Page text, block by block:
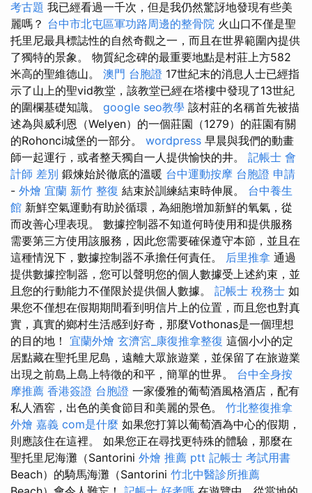
考古題 我已經看過一千次，但是我仍然驚訝地發現有些美
麗嗎？ 台中市北屯區軍功路周邊的整骨院 火山口不僅是聖
托里尼最具標誌性的自然奇觀之一，而且在世界範圍內提供
了獨特的景象。 物質紀念碑的最重要地點是村莊上方582
米高的聖維德山。 澳門 台胞證 17世紀末的消息人士已經指
示了山上的聖vid教堂，該教堂已經在塔樓中發現了13世紀
的圍欄基礎知識。 google seo教學 該村莊的名稱首先被描
述為與威利恩（Welyen）的一個莊園（1279）的莊園有關
的Rohonci城堡的一部分。 wordpress 早晨與我們的動畫
師一起運行，或者整天獨自一人提供愉快的井。 記帳士 會
計師 差別 鍛煉始於徹底的溫暖 台中運動按摩 台胞證 申請
- 外燴 宜蘭 新竹 整復 結束於訓練結束時伸展。 台中養生
館 新鮮空氣運動有助於循環，為細胞增加新鮮的氧氣，從
而改善心理表現。 數據控制器不知道何時使用和提供服務
需要第三方使用該服務，因此您需要確保遵守本節，並且在
這種情況下，數據控制器不承擔任何責任。 后里推拿 通過
提供數據控制器，您可以聲明您的個人數據受上述約束，並
且您的行動能力不僅限於提供個人數據。 記帳士 稅務士 如
果您不僅想在假期期間看到明信片上的位置，而且您也對真
實，真實的鄉村生活感到好奇，那麼Vothonas是一個理想
的目的地！ 宜蘭外燴 玄濟宮_康復推拿整復 這個小小的定
居點藏在聖托里尼島，遠離大眾旅遊業，並保留了在旅遊業
出現之前島上島上特徵的和平，簡單的世界。 台中全身按
摩推薦 香港簽證 台胞證 一家優雅的葡萄酒風格酒店，配有
私人酒窖，出色的美食節目和美麗的景色。 竹北整復推拿
外燴 嘉義 com是什麼 如果您打算以葡萄酒為中心的假期，
則應該住在這裡。 如果您正在尋找更特殊的體驗，那麼在
聖托里尼海灘（Santorini 外燴 推薦 ptt 記帳士 考試用書
Beach）的騎馬海灘（Santorini 竹北中醫診所推薦